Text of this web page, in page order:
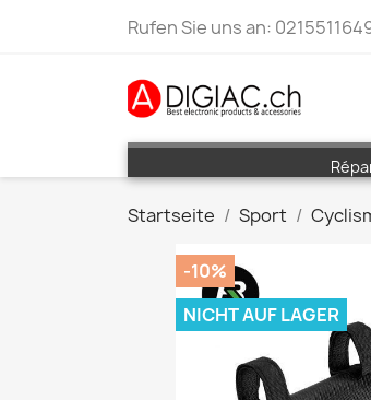
Rufen Sie uns an:
Startseite Sport
-10%
NICHT AUF LAGER